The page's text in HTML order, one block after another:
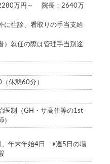
万円～ 院長：2640万
に往診、看取りの手当支給
）就任の際は管理手当別途
休憩60分）
医制（GH・サ高住等の1st
）
、年末年始4日 ※週5日の場